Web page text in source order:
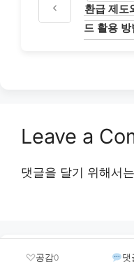
환급 제도
드 활용 방
Leave a
댓글을 달기 위해서는
최신 글
공감0 댓